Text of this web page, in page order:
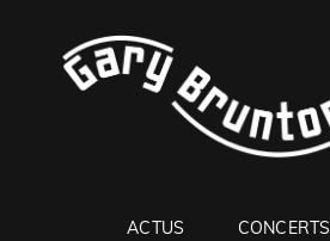
ACTUS CONCERTS